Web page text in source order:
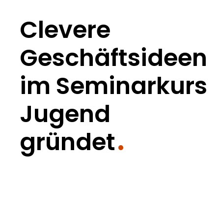
Clevere
Geschäftsideen
im Seminarkurs
Jugend
gründet